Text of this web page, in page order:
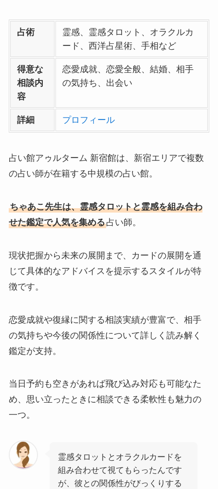
占術
霊感、霊感タロット、オラクルカ
ード、西洋占星術、手相など
得意な
相談内
容
恋愛成就、恋愛全般、結婚、相手
の気持ち、出会い
詳細 プロフィール
占い館アゥルターム 新宿館は、新宿エリアで複数
の占い師が在籍する中規模の占い館。
ちゃあこ先生は、霊感タロットと霊感を組み合わ
せた鑑定で人気を集める占い師。
現状把握から未来の展開まで、カードの展開を通
じて具体的なアドバイスを提示するスタイルが特
徴です。
恋愛成就や復縁に関する相談実績が豊富で、相手
の気持ちや今後の関係性について詳しく読み解く
鑑定が支持。
当日予約も空きがあれば飛び込み対応も可能なた
め、思い立ったときに相談できる柔軟性も魅力の
一つ。
霊感タロットとオラクルカードを
組み合わせて視てもらったんです
が、彼との関係性がびっくりする